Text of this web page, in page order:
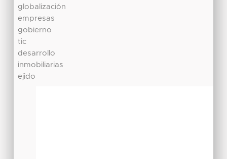
globalización
empresas
gobierno
tic
desarrollo
inmobiliarias
ejido